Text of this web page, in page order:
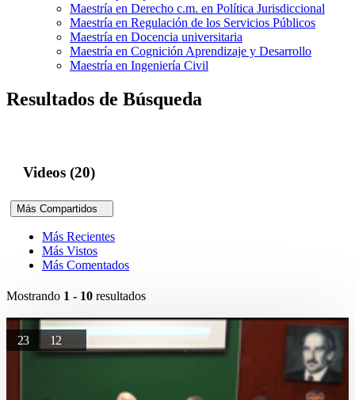
Maestría en Derecho c.m. en Política Jurisdiccional
Maestría en Regulación de los Servicios Públicos
Maestría en Docencia universitaria
Maestría en Cognición Aprendizaje y Desarrollo
Maestría en Ingeniería Civil
Resultados de Búsqueda
Videos (20)
Más Compartidos
Más Recientes
Más Vistos
Más Comentados
Mostrando 1 - 10 resultados
23 12